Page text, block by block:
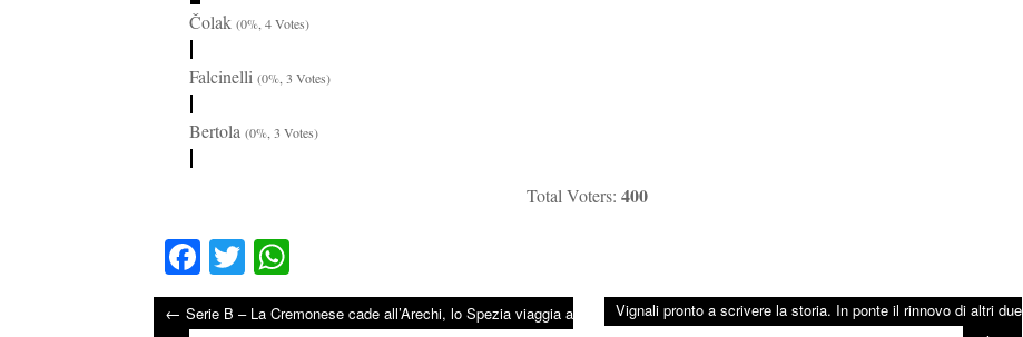
Čolak (0%, 4 Votes)
Falcinelli (0%, 3 Votes)
Bertola (0%, 3 Votes)
Total Voters:400
Fa
ce
T
wiha
← Serie B – La Cremonese cade all’Arechi, lo Spezia viaggia a
Vignali pronto a scrivere la storia. In ponte il rinnovo di altri due